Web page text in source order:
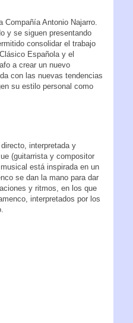
Antonio Najarro.
y se siguen presentando
consolidar el trabajo
Española y el
a crear un nuevo
con las nuevas tendencias
su estilo personal como
interpretada y
(guitarrista y compositor
está inspirada en un
se dan la mano para dar
y ritmos, en los que
interpretados por los